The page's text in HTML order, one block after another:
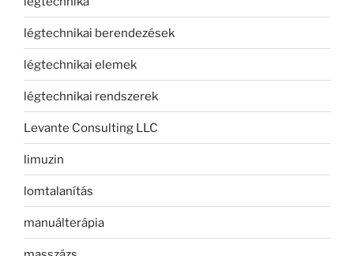
légtechnikai berendezések
légtechnikai elemek
légtechnikai rendszerek
Levante Consulting LLC
limuzin
lomtalanítás
manuálterápia